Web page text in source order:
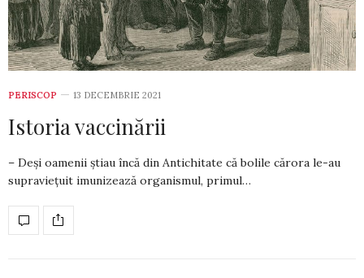
PERISCOP 13 DECEMBRIE 2021
Istoria vaccinării
– Deși oamenii știau încă din Antichitate că bolile cărora le-au
supraviețuit imunizează organismul, primul…